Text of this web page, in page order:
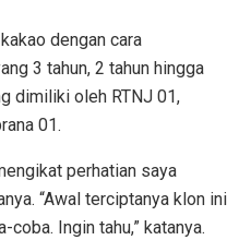
dengan cara
3 tahun, 2 tahun hingga
dimiliki oleh RTNJ 01,
01.
perhatian saya
“Awal terciptanya klon ini
coba. Ingin tahu,” katanya.